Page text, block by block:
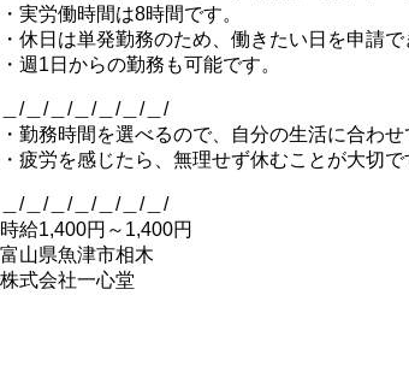
・実労働時間は8時間です。
・休日は単発勤務のため、働きたい日を申請で
・週1日からの勤務も可能です。
＿/＿/＿/＿/＿/＿/＿/
・勤務時間を選べるので、自分の生活に合わ
・疲労を感じたら、無理せず休むことが大切
＿/＿/＿/＿/＿/＿/＿/
時給1,400円～1,400円
富山県魚津市相木
株式会社一心堂